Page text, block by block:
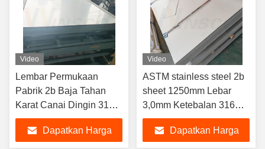
Video
Lembar Permukaan
Pabrik 2b Baja Tahan
Karat Canai Dingin 316
316L Kelas
15000mmx3000mmx2.0mm
Dapatkan Harga
Video
ASTM stainless steel 2b
sheet 1250mm Lebar
3,0mm Ketebalan 316
316L Grade
Dapatkan Harga